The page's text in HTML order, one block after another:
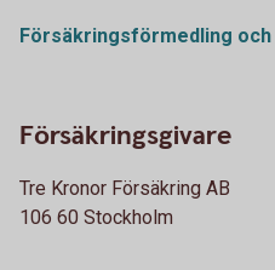
Försäkringsförmedling och
Försäkringsgivare
Tre Kronor Försäkring AB
106 60 Stockholm